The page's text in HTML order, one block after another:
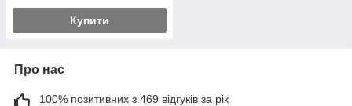
Купити
Про нас
100% позитивних з 469 відгуків за рік